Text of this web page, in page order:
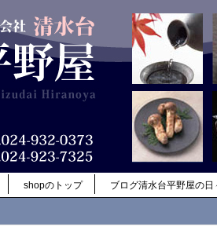
shopのトップ ブログ清水台平野屋の日